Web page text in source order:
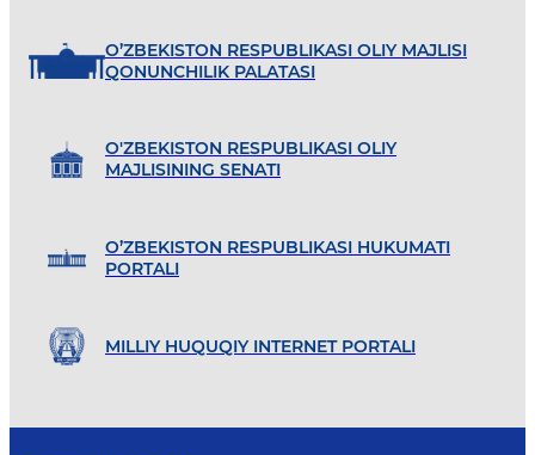
O’ZBEKISTON RESPUBLIKASI OLIY MAJLISI
QONUNCHILIK PALATASI
O'ZBEKISTON RESPUBLIKASI OLIY
MAJLISINING SENATI
O’ZBEKISTON RESPUBLIKASI HUKUMATI
PORTALI
MILLIY HUQUQIY INTERNET PORTALI